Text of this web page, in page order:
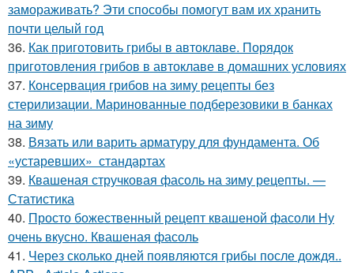
замораживать? Эти способы помогут вам их хранить
почти целый год
36. Как приготовить грибы в автоклаве. Порядок
приготовления грибов в автоклаве в домашних условиях
37. Консервация грибов на зиму рецепты без
стерилизации. Маринованные подберезовики в банках
на зиму
38. Вязать или варить арматуру для фундамента. Об
«устаревших» стандартах
39. Квашеная стручковая фасоль на зиму рецепты. —
Статистика
40. Просто божественный рецепт квашеной фасоли Ну
очень вкусно. Квашеная фасоль
41. Через сколько дней появляются грибы после дождя..